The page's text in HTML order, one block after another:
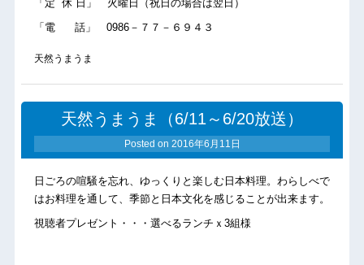
「定 休 日」 火曜日（祝日の場合は翌日）
「電 話」 0986－７７－６９４３
天然うまうま
天然うまうま（6/11～6/20放送）
Posted on 2016年6月11日
日ごろの喧騒を忘れ、ゆっくりと楽しむ日本料理。わらしべで
はお料理を通して、季節と日本文化を感じることが出来ます。
視聴者プレゼント・・・選べるランチｘ3組様